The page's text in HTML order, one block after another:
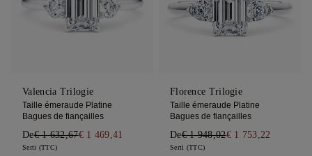
Valencia Trilogie
Taille émeraude Platine
Bagues de fiançailles
De€ 1 632,67€ 1 469,41
Serti (TTC)
Florence Trilogie
Taille émeraude Platine
Bagues de fiançailles
De€ 1 948,02€ 1 753,22
Serti (TTC)